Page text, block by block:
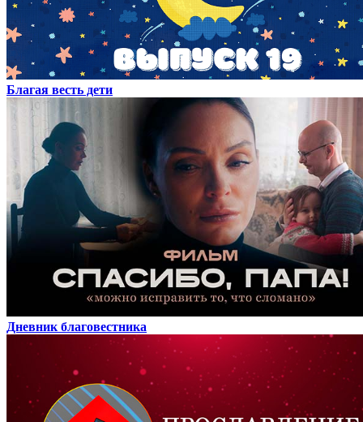
Благая весть дети
Дневник благовестника